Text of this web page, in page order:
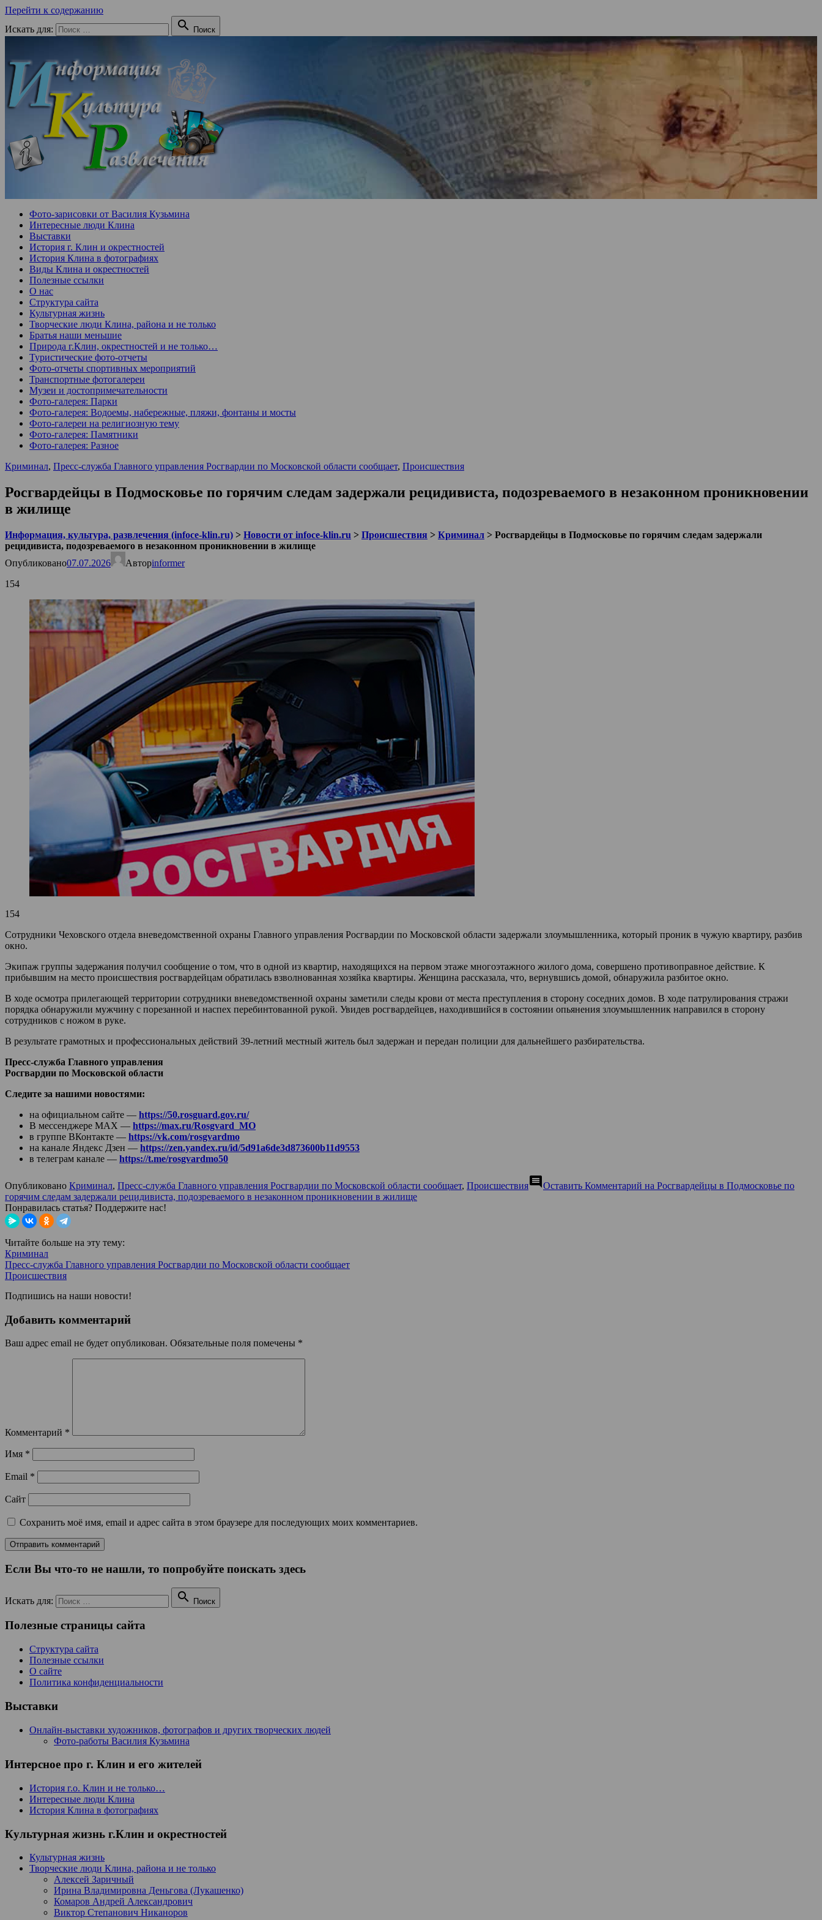
Перейти к содержанию
Искать для:
 Поиск
Фото-зарисовки от Василия Кузьмина
Интересные люди Клина
Выставки
История г. Клин и окрестностей
История Клина в фотографиях
Виды Клина и окрестностей
Полезные ссылки
О нас
Структура сайта
Культурная жизнь
Творческие люди Клина, района и не только
Братья наши меньшие
Природа г.Клин, окрестностей и не только…
Туристические фото-отчеты
Фото-отчеты спортивных мероприятий
Транспортные фотогалереи
Музеи и достопримечательности
Фото-галерея: Парки
Фото-галерея: Водоемы, набережные, пляжи, фонтаны и мосты
Фото-галереи на религиозную тему
Фото-галерея: Памятники
Фото-галерея: Разное
Криминал, Пресс-служба Главного управления Росгвардии по Московской области сообщает, Происшествия
Росгвардейцы в Подмосковье по горячим следам задержали рецидивиста, подозреваемого в незаконном проникновении
в жилище
Информация, культура, развлечения (infoce-klin.ru) > Новости от infoce-klin.ru > Происшествия > Криминал > Росгвардейцы в Подмосковье по горячим следам задержали
рецидивиста, подозреваемого в незаконном проникновении в жилище
Опубликовано07.07.2026 Авторinformer
154
154
Сотрудники Чеховского отдела вневедомственной охраны Главного управления Росгвардии по Московской области задержали злоумышленника, который проник в чужую квартиру, разбив
окно.
Экипаж группы задержания получил сообщение о том, что в одной из квартир, находящихся на первом этаже многоэтажного жилого дома, совершено противоправное действие. К
прибывшим на место происшествия росгвардейцам обратилась взволнованная хозяйка квартиры. Женщина рассказала, что, вернувшись домой, обнаружила разбитое окно.
В ходе осмотра прилегающей территории сотрудники вневедомственной охраны заметили следы крови от места преступления в сторону соседних домов. В ходе патрулирования стражи
порядка обнаружили мужчину с порезанной и наспех перебинтованной рукой. Увидев росгвардейцев, находившийся в состоянии опьянения злоумышленник направился в сторону
сотрудников с ножом в руке.
В результате грамотных и профессиональных действий 39-летний местный житель был задержан и передан полиции для дальнейшего разбирательства.
Пресс-служба Главного управления
Росгвардии по Московской области
Следите за нашими новостями:
на официальном сайте — https://50.rosguard.gov.ru/
В мессенджере МАХ — https://max.ru/Rosgvard_MO
в группе ВКонтакте — https://vk.com/rosgvardmo
на канале Яндекс Дзен — https://zen.yandex.ru/id/5d91a6de3d873600b11d9553
в телеграм канале — https://t.me/rosgvardmo50
Опубликовано Криминал, Пресс-служба Главного управления Росгвардии по Московской области сообщает, Происшествияcomment Оставить Комментарий на Росгвардейцы в Подмосковье по
горячим следам задержали рецидивиста, подозреваемого в незаконном проникновении в жилище
Понравилась статья? Поддержите нас!
Читайте больше на эту тему:
Криминал
Пресс-служба Главного управления Росгвардии по Московской области сообщает
Происшествия
Подпишись на наши новости!
Добавить комментарий
Ваш адрес email не будет опубликован. Обязательные поля помечены *
Комментарий *
Имя *
Email *
Сайт
Сохранить моё имя, email и адрес сайта в этом браузере для последующих моих комментариев.
Если Вы что-то не нашли, то попробуйте поискать здесь
Искать для:  Поиск
Полезные страницы сайта
Структура сайта
Полезные ссылки
О сайте
Политика конфиденциальности
Выставки
Онлайн-выставки художников, фотографов и других творческих людей
Фото-работы Василия Кузьмина
Интерсное про г. Клин и его жителей
История г.о. Клин и не только…
Интересные люди Клина
История Клина в фотографиях
Культурная жизнь г.Клин и окрестностей
Культурная жизнь
Творческие люди Клина, района и не только
Алексей Заричный
Ирина Владимировна Деньгова (Лукашенко)
Комаров Андрей Александрович
Виктор Степанович Никаноров